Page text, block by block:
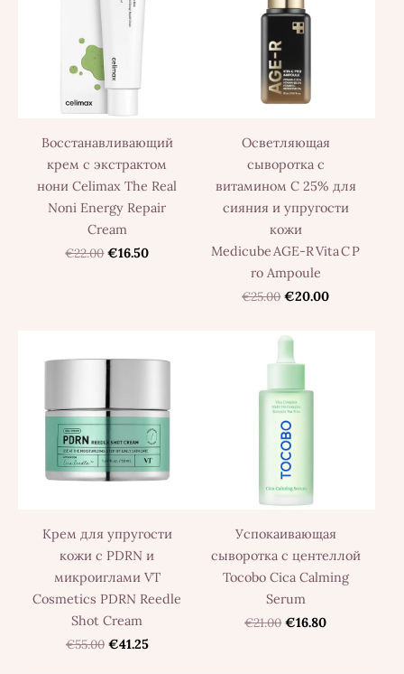
Восстанавливающий
крем с экстрактом
нони Celimax The Real
Noni Energy Repair
Cream
€22.00 €16.50
Осветляющая
сыворотка с
витамином C 25% для
сияния и упругости
кожи
Medicube AGE‑R Vita C P
ro Ampoule
€25.00 €20.00
Крем для упругости
кожи с PDRN и
микроиглами VT
Cosmetics PDRN Reedle
Shot Cream
€55.00 €41.25
Успокаивающая
сыворотка с центеллой
Tocobo Cica Calming
Serum
€21.00 €16.80